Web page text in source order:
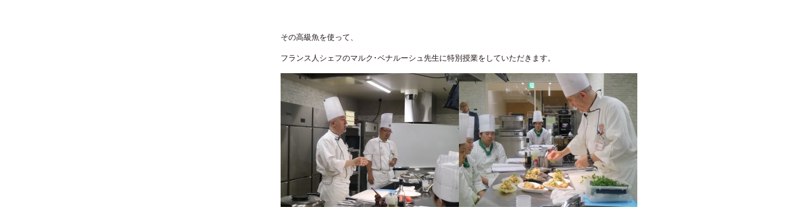
その高級魚を使って、
フランス人シェフのマルク･ベナルーシュ先生に特別授業をしていただきます。